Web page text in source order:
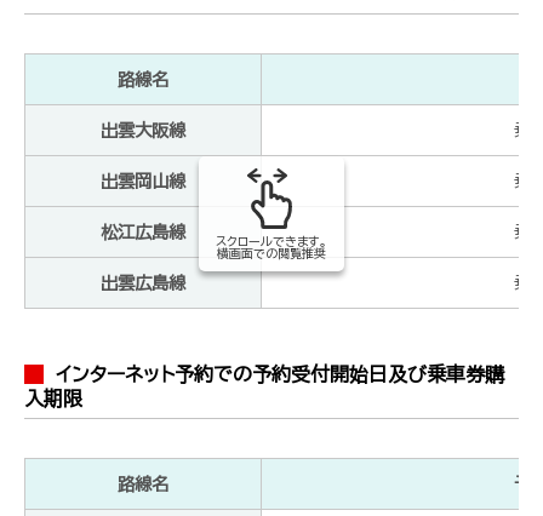
路線名
出雲大阪線 乗
出雲岡山線 乗
松江広島線 乗
出雲広島線 乗
スクロールできます。
横画面での閲覧推奨
インターネット予約での予約受付開始日及び乗車券購
入期限
路線名 予